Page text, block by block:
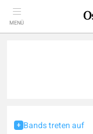
MENÜ
Bands treten auf